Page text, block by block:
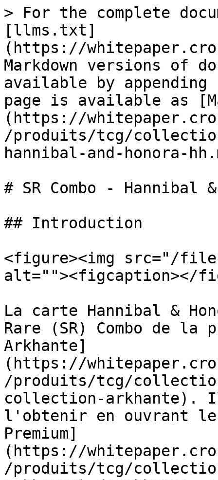
> For the complete
[llms.txt]
(https://
Markdown versions of
available by
page is available as
(https://
/produits/tcg/
hannibal-and-honora-
# SR Combo - Hannibal
## Introduction
<figure><img src="/
alt=""><figcaption></
La carte Hannibal &
Rare (SR) Combo de la
Arkhante]
(https://
/produits/tcg/
collection-arkhante).
l'obtenir en ouvrant
Premium]
(https://
/produits/tcg/